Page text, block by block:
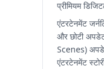
प्रीमियम
एंटरटेनमेंट
और छोटी
Scenes)
एंटरटेनमेंट